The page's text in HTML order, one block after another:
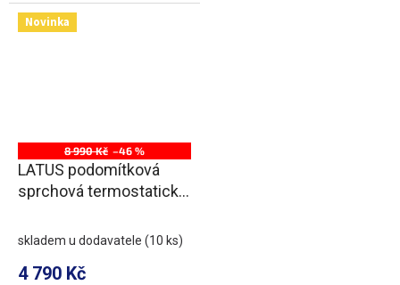
Novinka
8 990 Kč –46 %
LATUS podomítková
sprchová termostatická
výstupy, chrom
skladem u dodavatele (10 ks)
4 790 Kč